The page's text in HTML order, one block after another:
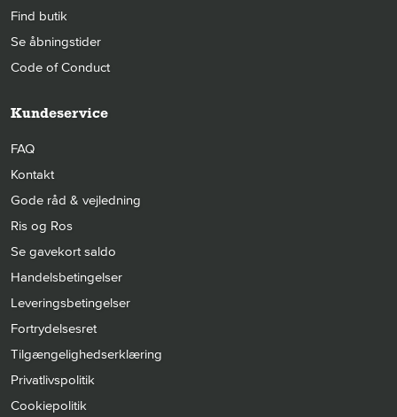
Find butik
Se åbningstider
Code of Conduct
Kundeservice
FAQ
Kontakt
Gode råd & vejledning
Ris og Ros
Se gavekort saldo
Handelsbetingelser
Leveringsbetingelser
Fortrydelsesret
Tilgængelighedserklæring
Privatlivspolitik
Cookiepolitik